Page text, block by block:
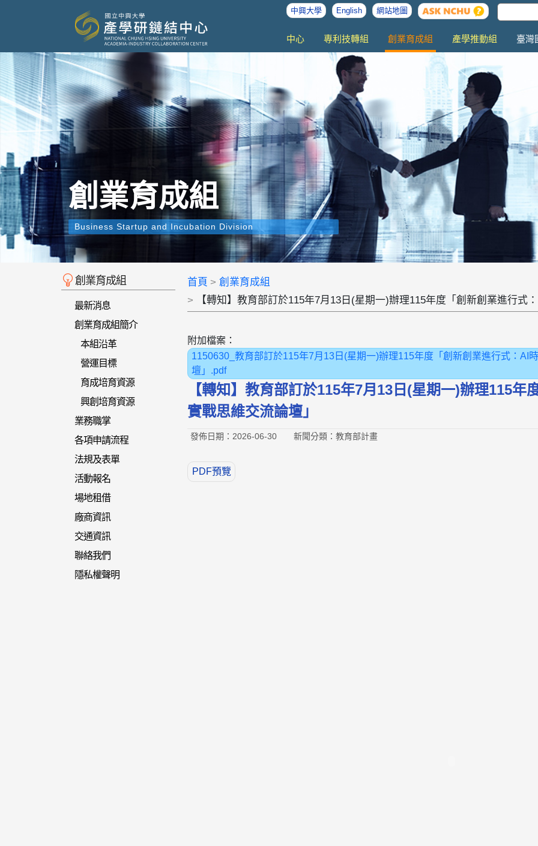
中興大學 English 網站地圖
中心 專利技轉組 創業育成組 產學推動組 臺灣
創業育成組
Business Startup and Incubation Division
創業育成組
最新消息
創業育成組簡介
本組沿革
營運目標
育成培育資源
興創培育資源
業務職掌
各項申請流程
法規及表單
活動報名
場地租借
廠商資訊
交通資訊
聯絡我們
隱私權聲明
首頁
創業育成組
【轉知】教育部訂於115年7月13日(星期一)辦理115年度「創新創業進行式
附加檔案：
1150630_教育部訂於115年7月13日(星期一)辦理115年度「創新創業進行式：AI
壇」.pdf
【轉知】教育部訂於115年7月13日(星期一)辦理115
實戰思維交流論壇」
發佈日期：2026-06-30 新聞分類：教育部計畫
PDF預覽